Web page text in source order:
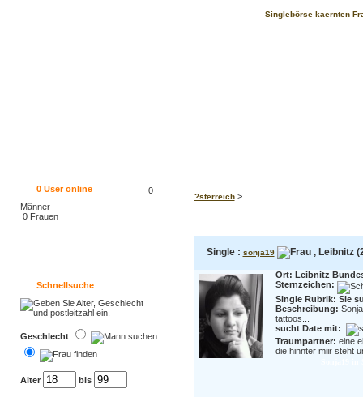
Singlebörse kaernten
0User online
0
Männer
0 Frauen
Schnellsuche
Geschlecht
Alter bis
?sterreich>
Single : sonja19 , Leibnitz
Ort: Leibnitz
Sternzeichen:
Single Rubrik: Sie
Beschreibung:
tattoos...
sucht Date mit:
Traumpartner: eine
die hinnter miir steht